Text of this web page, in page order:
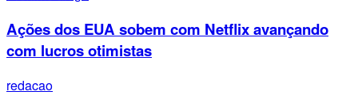
Ações dos EUA sobem com Netflix avançando
com lucros otimistas
redacao